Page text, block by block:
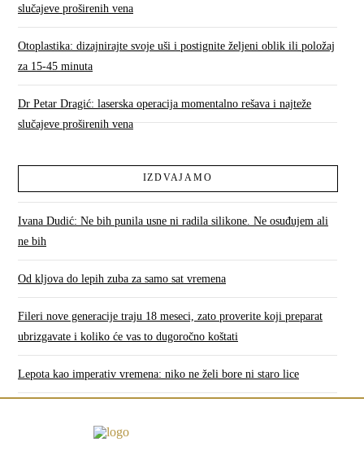
slučajeve proširenih vena
Otoplastika: dizajnirajte svoje uši i postignite željeni oblik ili položaj
za 15-45 minuta
Dr Petar Dragić: laserska operacija momentalno rešava i najteže
slučajeve proširenih vena
IZDVAJAMO
Ivana Dudić: Ne bih punila usne ni radila silikone. Ne osuđujem ali
ne bih
Od kljova do lepih zuba za samo sat vremena
Fileri nove generacije traju 18 meseci, zato proverite koji preparat
ubrizgavate i koliko će vas to dugoročno koštati
Lepota kao imperativ vremena: niko ne želi bore ni staro lice